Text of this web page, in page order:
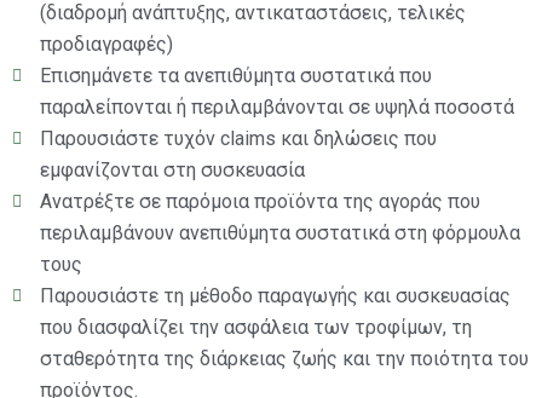
(διαδρομή ανάπτυξης, αντικαταστάσεις, τελικές
προδιαγραφές)
Επισημάνετε τα ανεπιθύμητα συστατικά που
παραλείπονται ή περιλαμβάνονται σε υψηλά ποσοστά
Παρουσιάστε τυχόν claims και δηλώσεις που
εμφανίζονται στη συσκευασία
Ανατρέξτε σε παρόμοια προϊόντα της αγοράς που
περιλαμβάνουν ανεπιθύμητα συστατικά στη φόρμουλα
τους
Παρουσιάστε τη μέθοδο παραγωγής και συσκευασίας
που διασφαλίζει την ασφάλεια των τροφίμων, τη
σταθερότητα της διάρκειας ζωής και την ποιότητα του
προϊόντος.